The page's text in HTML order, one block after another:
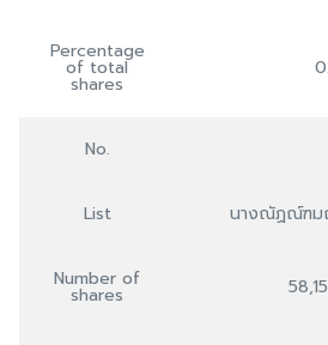
Percentage
of total
shares
No.
List นางณัฏณ์ฑม
Number of
shares